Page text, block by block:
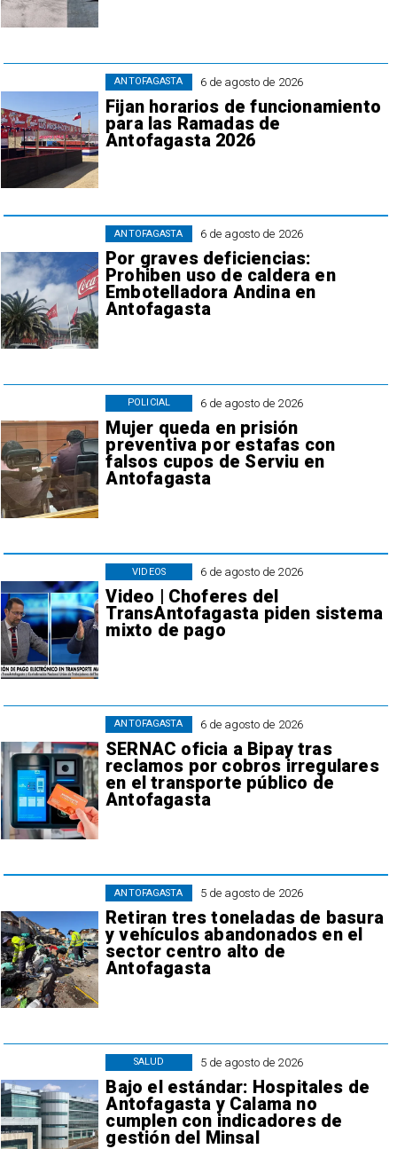
6 de agosto de 2026
Fijan horarios de funcionamiento
para las Ramadas de
Antofagasta 2026
ANTOFAGASTA
6 de agosto de 2026
Por graves deficiencias:
Prohiben uso de caldera en
Embotelladora Andina en
Antofagasta
ANTOFAGASTA
6 de agosto de 2026
Mujer queda en prisión
preventiva por estafas con
falsos cupos de Serviu en
Antofagasta
POLICIAL
6 de agosto de 2026
Video | Choferes del
TransAntofagasta piden sistema
mixto de pago
VIDEOS
6 de agosto de 2026
SERNAC oficia a Bipay tras
reclamos por cobros irregulares
en el transporte público de
Antofagasta
ANTOFAGASTA
5 de agosto de 2026
Retiran tres toneladas de basura
y vehículos abandonados en el
sector centro alto de
Antofagasta
ANTOFAGASTA
5 de agosto de 2026
Bajo el estándar: Hospitales de
Antofagasta y Calama no
cumplen con indicadores de
gestión del Minsal
SALUD